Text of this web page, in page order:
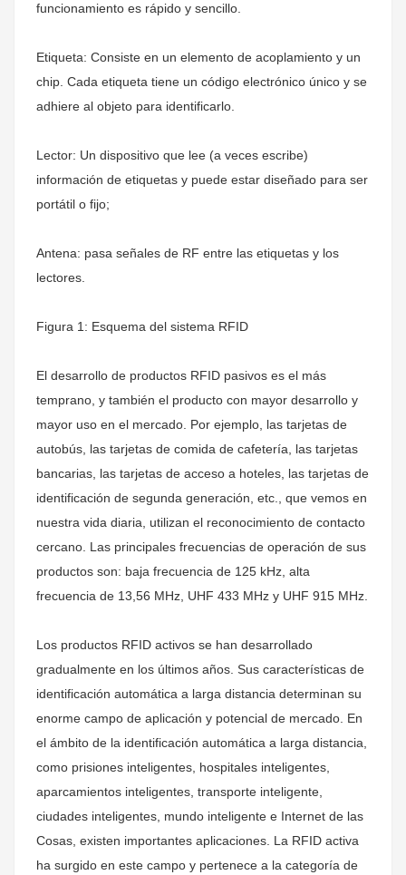
funcionamiento es rápido y sencillo.
Etiqueta: Consiste en un elemento de acoplamiento y un
chip. Cada etiqueta tiene un código electrónico único y se
adhiere al objeto para identificarlo.
Lector: Un dispositivo que lee (a veces escribe)
información de etiquetas y puede estar diseñado para ser
portátil o fijo;
Antena: pasa señales de RF entre las etiquetas y los
lectores.
Figura 1: Esquema del sistema RFID
El desarrollo de productos RFID pasivos es el más
temprano, y también el producto con mayor desarrollo y
mayor uso en el mercado. Por ejemplo, las tarjetas de
autobús, las tarjetas de comida de cafetería, las tarjetas
bancarias, las tarjetas de acceso a hoteles, las tarjetas de
identificación de segunda generación, etc., que vemos en
nuestra vida diaria, utilizan el reconocimiento de contacto
cercano. Las principales frecuencias de operación de sus
productos son: baja frecuencia de 125 kHz, alta
frecuencia de 13,56 MHz, UHF 433 MHz y UHF 915 MHz.
Los productos RFID activos se han desarrollado
gradualmente en los últimos años. Sus características de
identificación automática a larga distancia determinan su
enorme campo de aplicación y potencial de mercado. En
el ámbito de la identificación automática a larga distancia,
como prisiones inteligentes, hospitales inteligentes,
aparcamientos inteligentes, transporte inteligente,
ciudades inteligentes, mundo inteligente e Internet de las
Cosas, existen importantes aplicaciones. La RFID activa
ha surgido en este campo y pertenece a la categoría de